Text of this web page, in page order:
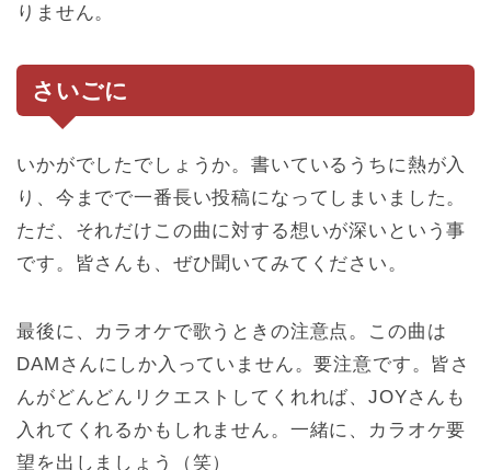
りません。
さいごに
いかがでしたでしょうか。書いているうちに熱が入
り、今までで一番長い投稿になってしまいました。
ただ、それだけこの曲に対する想いが深いという事
です。皆さんも、ぜひ聞いてみてください。
最後に、カラオケで歌うときの注意点。この曲は
DAMさんにしか入っていません。要注意です。皆さ
んがどんどんリクエストしてくれれば、JOYさんも
入れてくれるかもしれません。一緒に、カラオケ要
望を出しましょう（笑）